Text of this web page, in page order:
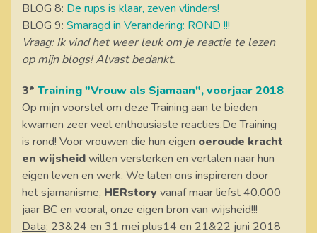
BLOG 8: De rups is klaar, zeven vlinders!
BLOG 9: Smaragd in Verandering: ROND !!!
Vraag: Ik vind het weer leuk om je reactie te lezen
op mijn blogs! Alvast bedankt.
3* Training "Vrouw als Sjamaan", voorjaar 2018
Op mijn voorstel om deze Training aan te bieden
kwamen zeer veel enthousiaste reacties.De Training
is rond! Voor vrouwen die hun eigen oeroude kracht
en wijsheidwillen versterken en vertalen naar hun
eigen leven en werk. We laten ons inspireren door
het sjamanisme, HERstory vanaf maar liefst 40.000
jaar BC en vooral, onze eigen bron van wijsheid!!!
Data: 23&24 en 31 mei plus14 en 21&22 juni 2018